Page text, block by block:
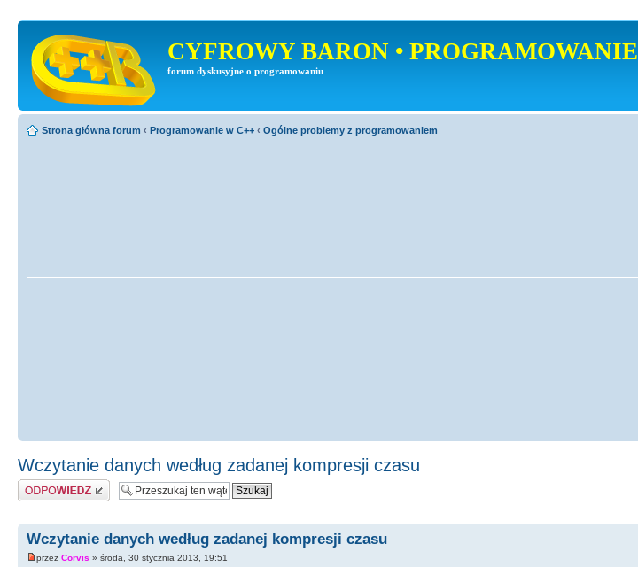
CYFROWY BARON • PROGRAMOWANIE
forum dyskusyjne o programowaniu
Strona główna forum ‹ Programowanie w C++ ‹ Ogólne problemy z programowaniem
Wczytanie danych według zadanej kompresji czasu
Odpowiedz
Wczytanie danych według zadanej kompresji czasu
przez Corvis » środa, 30 stycznia 2013, 19:51